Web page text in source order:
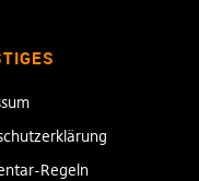
Regeln